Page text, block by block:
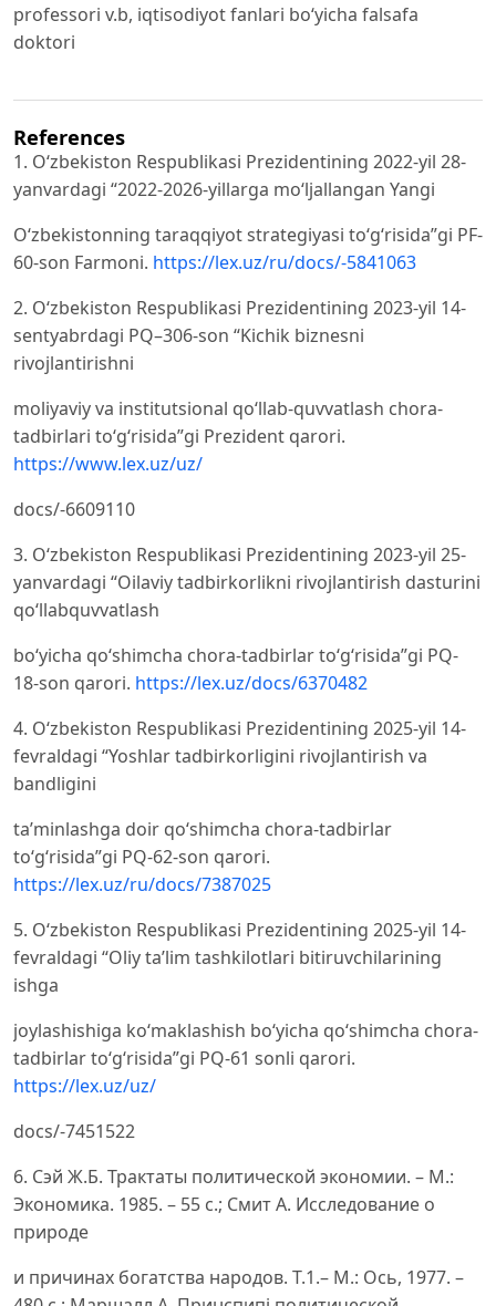
professori v.b, iqtisodiyot fanlari bo‘yicha falsafa
doktori
References
1. O‘zbekiston Respublikasi Prezidentining 2022-yil 28-
yanvardagi “2022-2026-yillarga mo‘ljallangan Yangi
O‘zbekistonning taraqqiyot strategiyasi to‘g‘risida”gi PF-
60-son Farmoni. https://lex.uz/ru/docs/-5841063
2. O‘zbekiston Respublikasi Prezidentining 2023-yil 14-
sentyabrdagi PQ–306-son “Kichik biznesni
rivojlantirishni
moliyaviy va institutsional qo‘llab-quvvatlash chora-
tadbirlari to‘g‘risida”gi Prezident qarori.
https://www.lex.uz/uz/
docs/-6609110
3. O‘zbekiston Respublikasi Prezidentining 2023-yil 25-
yanvardagi “Oilaviy tadbirkorlikni rivojlantirish dasturini
qo‘llabquvvatlash
bo‘yicha qo‘shimcha chora-tadbirlar to‘g‘risida”gi PQ-
18-son qarori. https://lex.uz/docs/6370482
4. O‘zbekiston Respublikasi Prezidentining 2025-yil 14-
fevraldagi “Yoshlar tadbirkorligini rivojlantirish va
bandligini
ta’minlashga doir qo‘shimcha chora-tadbirlar
to‘g‘risida”gi PQ-62-son qarori.
https://lex.uz/ru/docs/7387025
5. O‘zbekiston Respublikasi Prezidentining 2025-yil 14-
fevraldagi “Oliy ta’lim tashkilotlari bitiruvchilarining
ishga
joylashishiga ko‘maklashish bo‘yicha qo‘shimcha chora-
tadbirlar to‘g‘risida”gi PQ-61 sonli qarori.
https://lex.uz/uz/
docs/-7451522
6. Сэй Ж.Б. Трактаты политической экономии. – М.:
Экономика. 1985. – 55 с.; Смит А. Исследование о
природе
и причинах богатства народов. Т.1.– М.: Ось, 1977. –